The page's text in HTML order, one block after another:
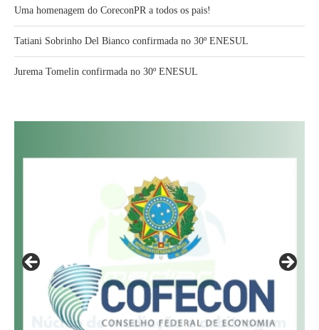
Uma homenagem do CoreconPR a todos os pais!
Tatiani Sobrinho Del Bianco confirmada no 30º ENESUL
Jurema Tomelin confirmada no 30º ENESUL